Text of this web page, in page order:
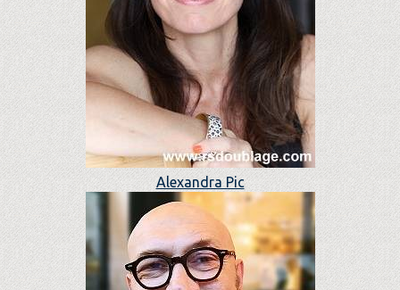
Alexandra Pic